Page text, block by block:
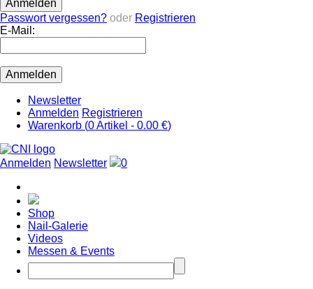
Passwort vergessen? oder Registrieren
E-Mail:
Newsletter
Anmelden Registrieren
Warenkorb (0Artikel - 0.00 €)
Anmelden Newsletter 0
Shop
Nail-Galerie
Videos
Messen & Events